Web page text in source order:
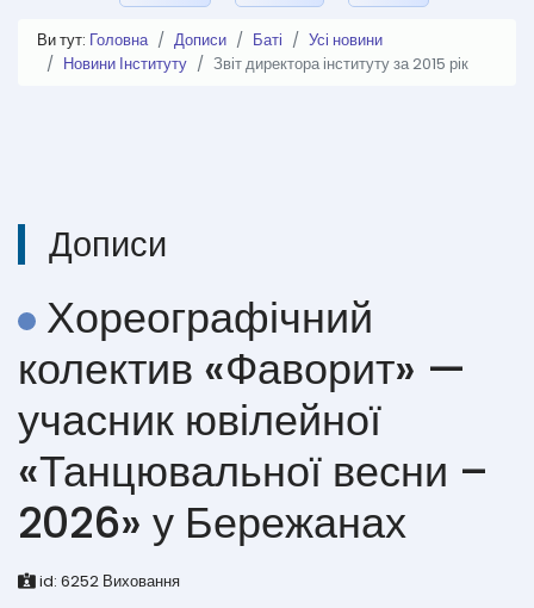
Ви тут: Головна Дописи Баті
Усі новини
Новини Інституту
Звіт директора інституту за 2015 рік
Дописи
Хореографічний
колектив «Фаворит» —
учасник ювілейної
«Танцювальної весни –
2026» у Бережанах
id: 6252 Виховання